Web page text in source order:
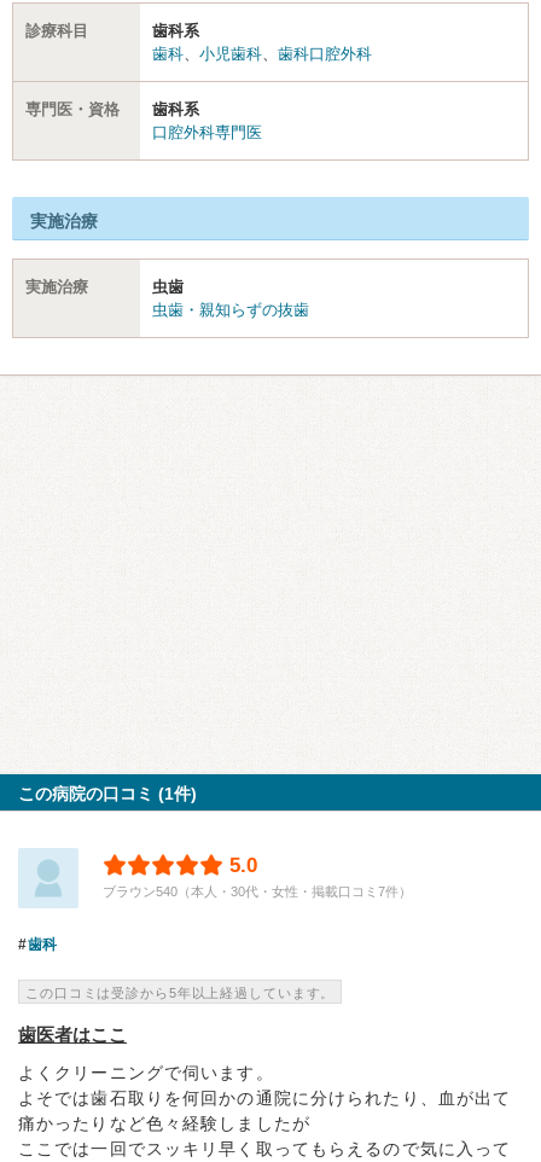
診療科目
歯科系
歯科
小児歯科 歯科口腔外科
専門医・資格
歯科系
口腔外科専門医
実施治療
実施治療
虫歯
虫歯・親知らずの抜歯
この病院の口コミ (1件)
5.0
ブラウン540（本人・30代・女性・掲載口コミ7件）
歯科
この口コミは受診から5年以上経過しています。
歯医者はここ
よくクリーニングで伺います。
よそでは歯石取りを何回かの通院に分けられたり、血が出て
痛かったりなど色々経験しましたが
ここでは一回でスッキリ早く取ってもらえるので気に入って